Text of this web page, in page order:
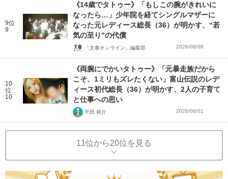
9位
9
《14歳でタトゥー》「もしこの腕がきれいに
なったら…」少年院を経てシングルマザーに
なった元レディース総長（36）が明かす、“若
気の至り”の代償
「文春オンライン」編集部 2026/08/08
10
位
10
《両腕にでかいタトゥー》「元暴走族だから
こそ、1ミリもズレたくない」富山伝説のレデ
ィース初代総長（36）が明かす、2人の子育て
と仕事への思い
平田 裕介 2026/08/01
11位から20位を見る